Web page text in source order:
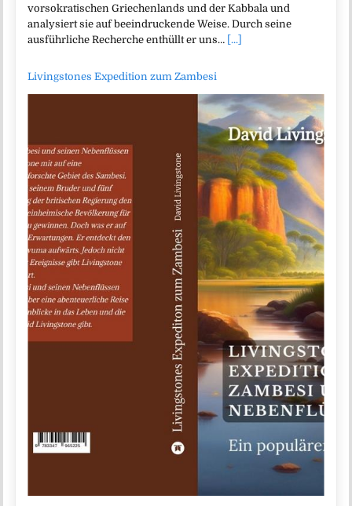
vorsokratischen Griechenlands und der Kabbala und
analysiert sie auf beeindruckende Weise. Durch seine
ausführliche Recherche enthüllt er uns… [...]
Livingstones Expedition zum Zambesi